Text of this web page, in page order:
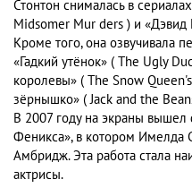
Стонтон снималась в
Midsomer Mur ders ) и
Кроме того, она озвучивала
«Гадкий утёнок» ( The Ugly
королевы» ( The Snow
зёрнышко» ( Jack and the
В 2007 году на экраны
Феникса», в котором Имелда
Амбридж. Эта работа стала
актрисы.